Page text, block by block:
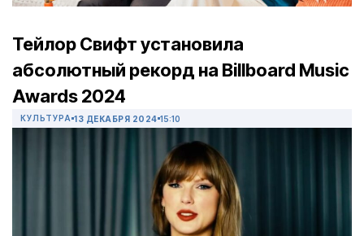
Тейлор Свифт установила
абсолютный рекорд на Billboard Music
Awards 2024
КУЛЬТУРА 13 ДЕКАБРЯ 2024 15:10